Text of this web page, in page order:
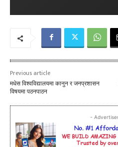
Previous article
मधेस विश्वविद्यालयमा कानुन र जनप्रशासन
विषयमा पठनपाठन
-